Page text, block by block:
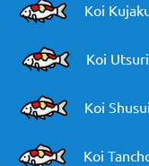
Koi
Koi Utsuri
Koi Shusui
Koi